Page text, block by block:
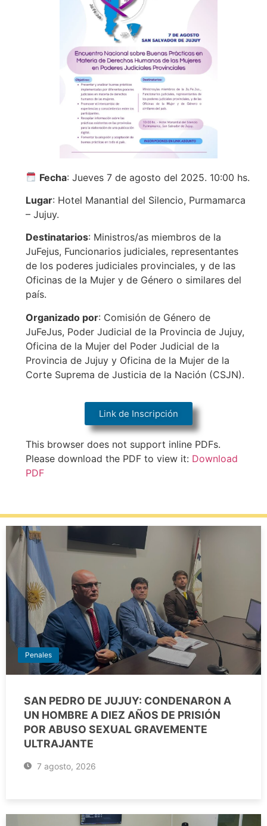
Fecha: Jueves 7 de agosto del 2025. 10:00 hs.
Lugar: Hotel Manantial del Silencio, Purmamarca
– Jujuy.
Destinatarios: Ministros/as miembros de la
JuFejus, Funcionarios judiciales, representantes
de los poderes judiciales provinciales, y de las
Oficinas de la Mujer y de Género o similares del
país.
Organizado por: Comisión de Género de
JuFeJus, Poder Judicial de la Provincia de Jujuy,
Oficina de la Mujer del Poder Judicial de la
Provincia de Jujuy y Oficina de la Mujer de la
Corte Suprema de Justicia de la Nación (CSJN).
Link de Inscripción
This browser does not support inline PDFs.
Please download the PDF to view it: Download
PDF
Penales
SAN PEDRO DE JUJUY: CONDENARON A
UN HOMBRE A DIEZ AÑOS DE PRISIÓN
POR ABUSO SEXUAL GRAVEMENTE
ULTRAJANTE
7 agosto, 2026